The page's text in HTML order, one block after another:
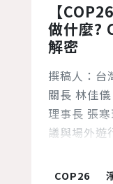
【
做什麼?
解密
撰稿人：台
關長 林佳
理事長 張
議與場外遊
機會之一。
COP26